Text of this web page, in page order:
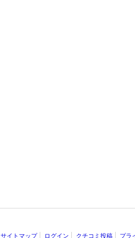
サイトマップ ログイン クチコミ投稿 プラ